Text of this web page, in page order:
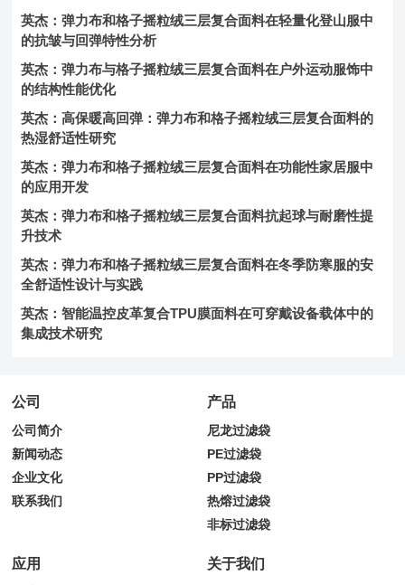
英杰：弹力布和格子摇粒绒三层复合面料在轻量化登山服中
的抗皱与回弹特性分析
英杰：弹力布与格子摇粒绒三层复合面料在户外运动服饰中
的结构性能优化
英杰：高保暖高回弹：弹力布和格子摇粒绒三层复合面料的
热湿舒适性研究
英杰：弹力布和格子摇粒绒三层复合面料在功能性家居服中
的应用开发
英杰：弹力布和格子摇粒绒三层复合面料抗起球与耐磨性提
升技术
英杰：弹力布和格子摇粒绒三层复合面料在冬季防寒服的安
全舒适性设计与实践
英杰：智能温控皮革复合TPU膜面料在可穿戴设备载体中的
集成技术研究
公司
公司简介
新闻动态
企业文化
联系我们
产品
尼龙过滤袋
PE过滤袋
PP过滤袋
热熔过滤袋
非标过滤袋
应用 关于我们